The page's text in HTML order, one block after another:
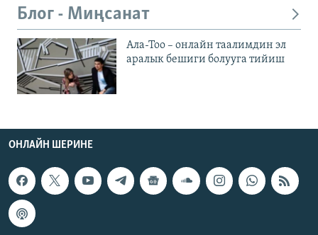
Блог - Миңсанат
Ала-Тоо – онлайн таалимдин эл
аралык бешиги болууга тийиш
ОНЛАЙН ШЕРИНЕ